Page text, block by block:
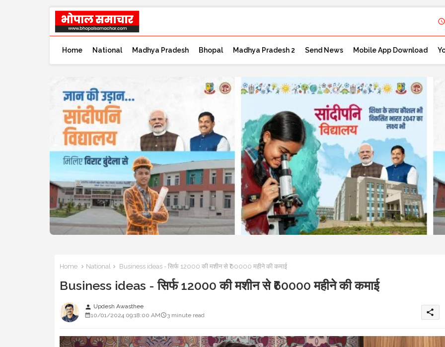
Home National Madhya Pradesh Bhopal Madhya Pradesh 2 Send News Mobile App Download
Home National Business ideas - सिर्फ 12000 की मशीन से ₹60000 महीने की कमाई
Business ideas - सिर्फ 12000 की मशीन से ₹60000 महीने की कमाई
person Updesh Awasthee
10/01/2024 09:18:00 AM
3 minute read share